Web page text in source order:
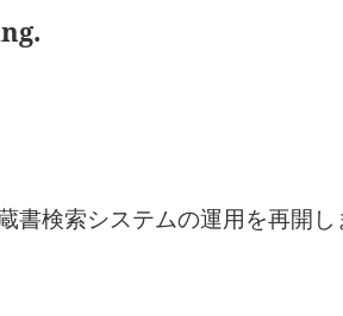
書検索システムの運用を再開し